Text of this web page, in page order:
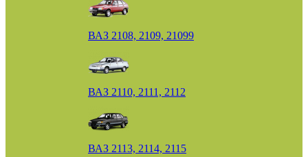
ВАЗ 2108, 2109, 21099
ВАЗ 2110, 2111, 2112
ВАЗ 2113, 2114, 2115